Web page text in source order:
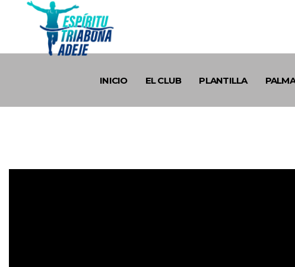
INICIO EL CLUB PLANTILLA